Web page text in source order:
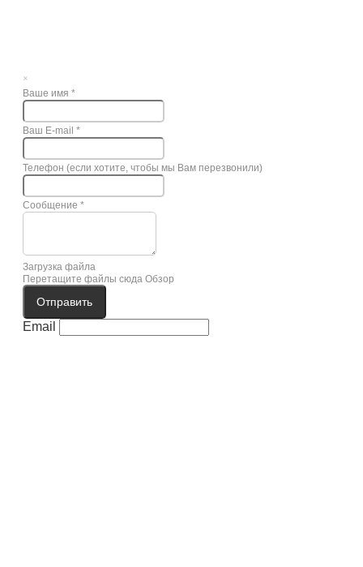
×
Ваше имя *
Ваш E-mail *
Телефон (если хотите, чтобы мы Вам перезвонили)
Сообщение *
Загрузка файла
Перетащите файлы сюда Обзор
Отправить
Email